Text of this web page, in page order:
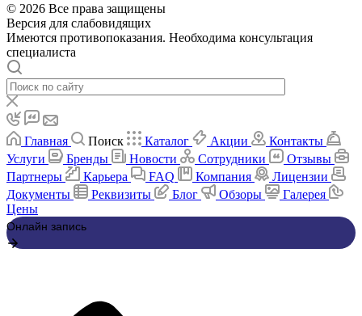
© 2026 Все права защищены
Версия для слабовидящих
Имеются противопоказания. Необходима консультация
специалиста
Главная Поиск Каталог Акции
Контакты
Услуги
Бренды Новости Сотрудники
Отзывы
Партнеры
Карьера FAQ Компания
Лицензии
Документы
Реквизиты Блог Обзоры
Галерея
Цены